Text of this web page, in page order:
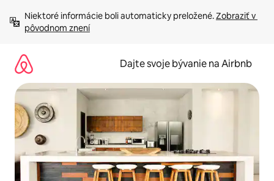
obsah.
Niektoré informácie boli automaticky preložené. Zobraziť v
pôvodnom znení
Dajte svoje bývanie na Airbnb